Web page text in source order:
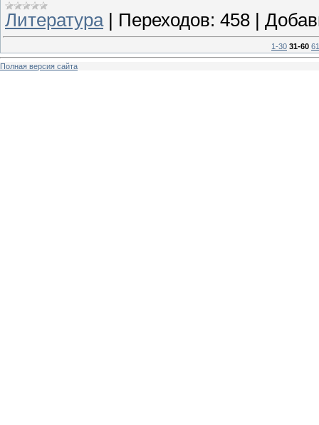
Литература| Переходов: 458
1-30 31-60
Полная версия сайта